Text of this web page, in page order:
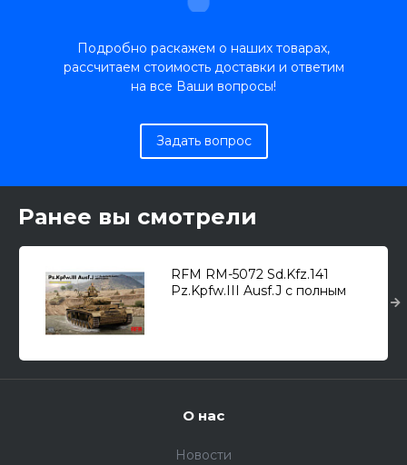
Подробно раскажем о наших товарах,
рассчитаем стоимость доставки и ответим
на все Ваши вопросы!
Задать вопрос
Ранее вы смотрели
RFM RM-5072 Sd.Kfz.141
Pz.Kpfw.III Ausf.J с полным
О нас
Новости